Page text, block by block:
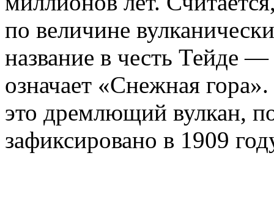
по величине
название в честь Тейде
означает «Снежная
это дремлющий вулкан,
зафиксировано в 1909